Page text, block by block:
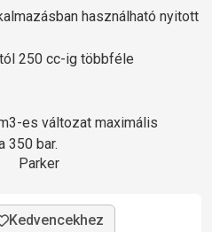
használható nyitott
250 cc-ig többféle
es változat maximális
350 bar.
Parker